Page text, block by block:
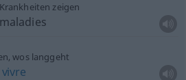
zeigen
wos langgeht
vivre